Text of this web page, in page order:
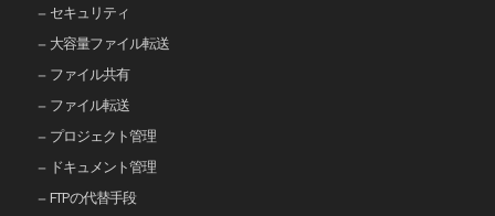
セキュリティ
大容量ファイル転送
ファイル共有
ファイル転送
プロジェクト管理
ドキュメント管理
FTPの代替手段